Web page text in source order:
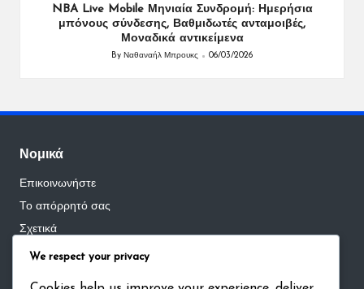
NBA Live Mobile Μηνιαία Συνδρομή: Ημερήσια
μπόνους σύνδεσης, Βαθμιδωτές ανταμοιβές,
Μοναδικά αντικείμενα
Posted
ByΝαθαναήλ Μπρουκς 06/03/2026
Νομικά
Επικοινωνήστε
Το απόρρητό σας
Σχετικά
Πολιτική για cookies
We respect your privacy